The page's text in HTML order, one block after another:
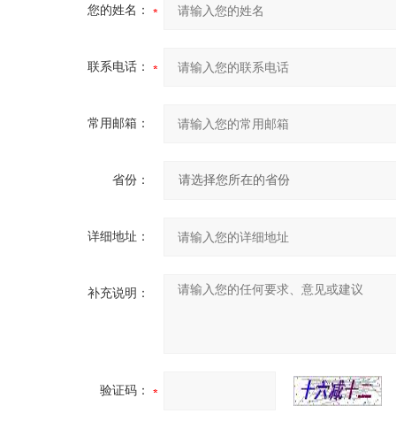
您的姓名：
联系电话：
常用邮箱：
省份：
详细地址：
补充说明：
验证码：